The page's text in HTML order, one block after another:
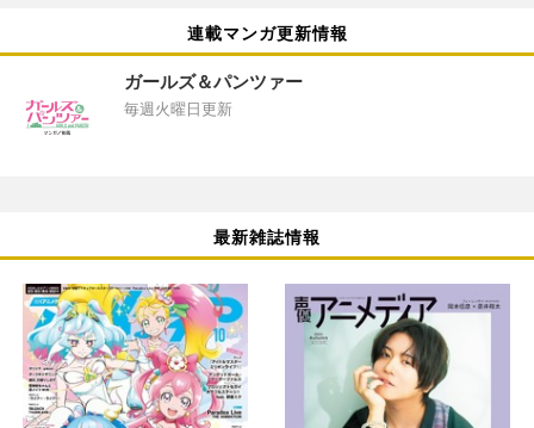
連載マンガ更新情報
ガールズ＆パンツァー
毎週火曜日更新
最新雑誌情報